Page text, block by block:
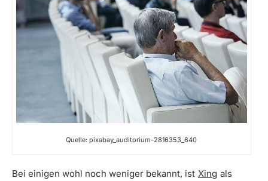
Quelle: pixabay_auditorium-2816353_640
Bei einigen wohl noch weniger bekannt, ist Xing als